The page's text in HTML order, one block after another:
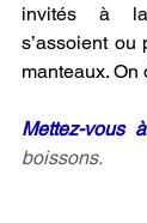
invités à
s’assoient ou
manteaux. On
Mettez-vous
boissons.